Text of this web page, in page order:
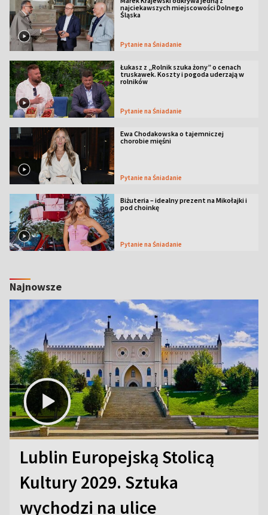
najciekawszych miejscowości Dolnego
Śląska
Pytanie na Śniadanie
Łukasz z „Rolnik szuka żony” o cenach
truskawek. Koszty i pogoda uderzają w
rolników
Pytanie na Śniadanie
Ewa Chodakowska o tajemniczej
chorobie mięśni
Pytanie na Śniadanie
Biżuteria – idealny prezent na Mikołajki i
pod choinkę
Pytanie na Śniadanie
Najnowsze
Lublin Europejską Stolicą
Kultury 2029. Sztuka
wychodzi na ulice